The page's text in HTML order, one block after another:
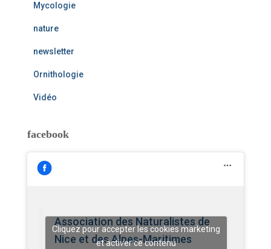
Mycologie
nature
newsletter
Ornithologie
Vidéo
facebook
Association des Naturalistes de
Nice et des Alpes-Maritimes
Cliquez pour accepter les cookies marketing
et activer ce contenu